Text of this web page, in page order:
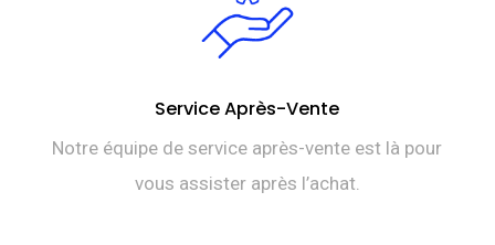
Service Après-Vente
Notre équipe de service après-vente est là pour
vous assister après l’achat.